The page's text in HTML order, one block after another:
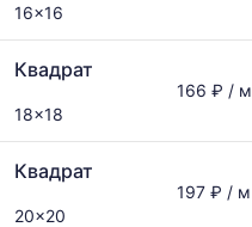
16x16
Квадрат
18x18
166 ₽ / м
Квадрат
20x20
197 ₽ / м